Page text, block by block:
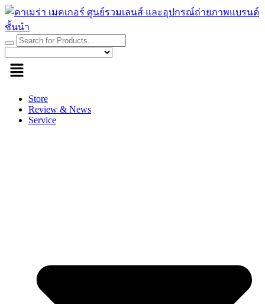
Skip
to
content
Store
Review & News
Service